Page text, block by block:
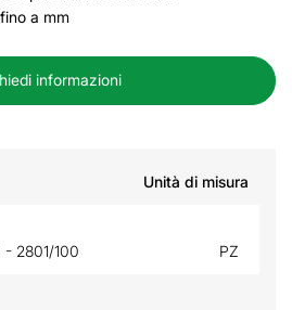
a mm
informazioni
Unità di misura
- 2801/100
PZ